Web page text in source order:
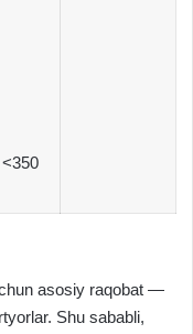
asosiy raqobat —
Shu sababli,